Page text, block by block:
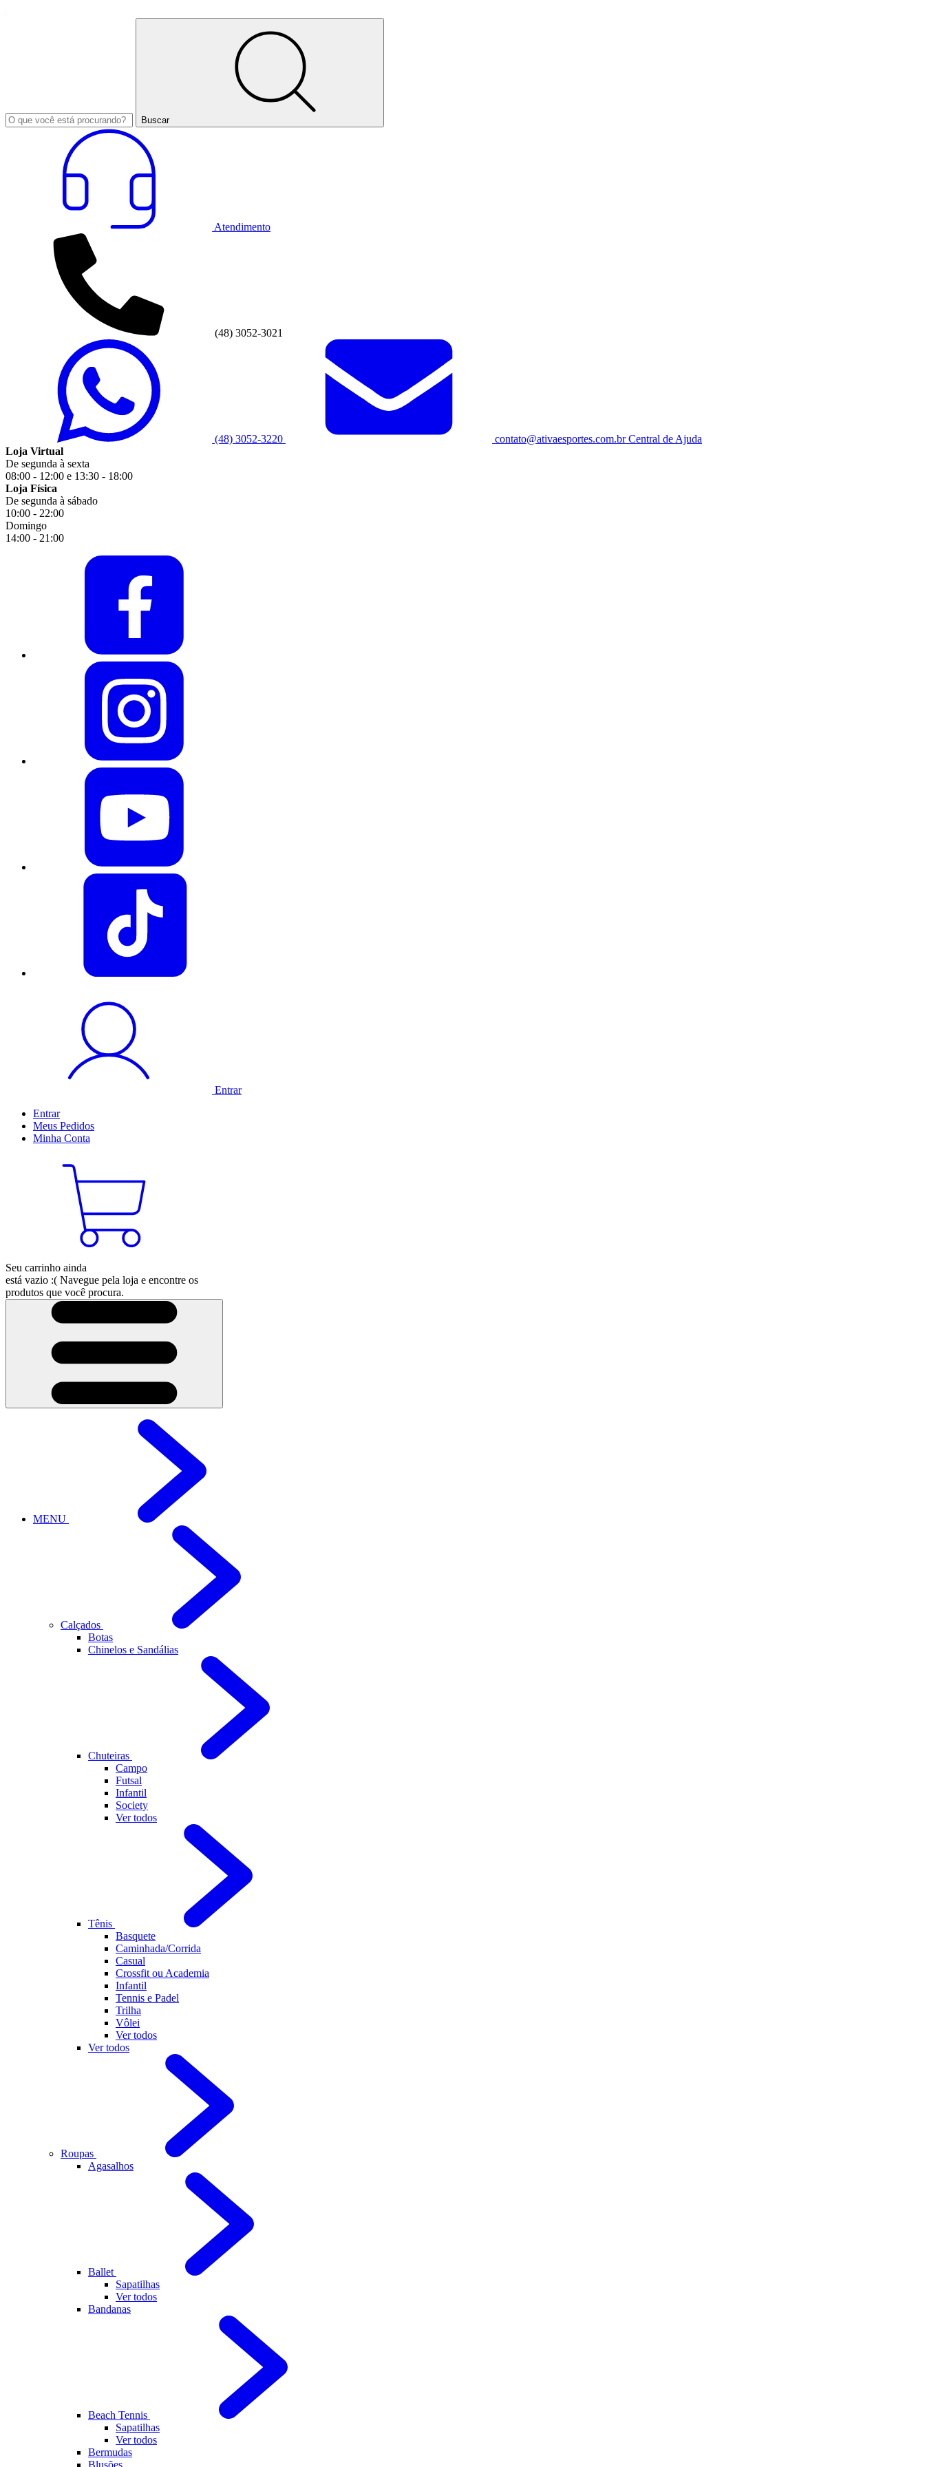
Buscar
Atendimento
(48) 3052-3021
(48) 3052-3220 contato@ativaesportes.com.brCentral de Ajuda
Loja Virtual
De segunda à sexta
08:00 - 12:00 e 13:30 - 18:00
Loja Física
De segunda à sábado
10:00 - 22:00
Domingo
14:00 - 21:00
Entrar
Entrar
Meus Pedidos
Minha Conta
Seu carrinho ainda
está vazio :( Navegue pela loja e encontre os
produtos que você procura.
MENU
Calçados
Botas
Chinelos e Sandálias
Chuteiras
Campo
Futsal
Infantil
Society
Ver todos
Tênis
Basquete
Caminhada/Corrida
Casual
Crossfit ou Academia
Infantil
Tennis e Padel
Trilha
Vôlei
Ver todos
Ver todos
Roupas
Agasalhos
Ballet
Sapatilhas
Ver todos
Bandanas
Beach Tennis
Sapatilhas
Ver todos
Bermudas
Blusões